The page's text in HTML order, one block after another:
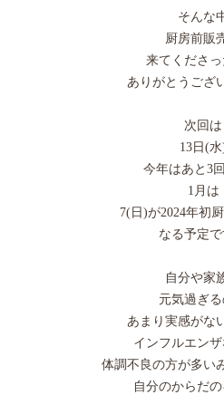
そんな
厨房前販
来てくださ
ありがとうござ
次回は
13日(水
今年はあと3回
1月は
7(日)が2024年初
なる予定で
自分や家
元気過ぎ
あまり実感がな
インフルエン
体調不良の方が多い
自分のからだ